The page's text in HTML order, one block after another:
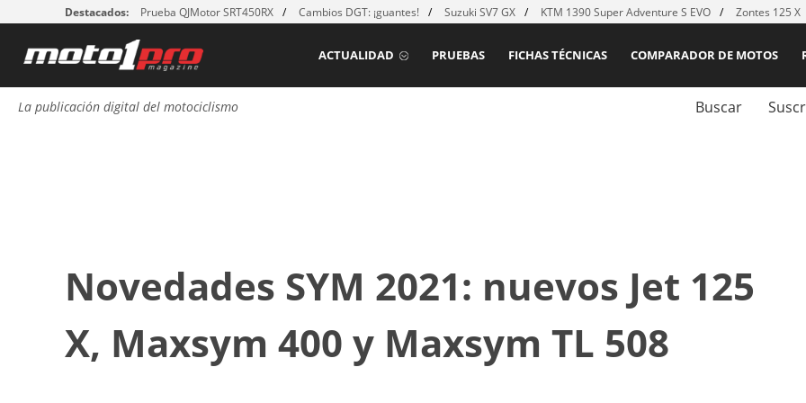
Destacados: Prueba QJMotor SRT450RX Cambios DGT: ¡guantes! Suzuki SV7 GX KTM 1390 Super Adventure S EVO Zontes 125 X
COMPARADOR DE MOTOS
FICHAS TÉCNICAS
PRUEBAS
ACTUALIDAD
La publicación digital del motociclismo Buscar
Novedades SYM 2021: nuevos Jet 125
X, Maxsym 400 y Maxsym TL 508